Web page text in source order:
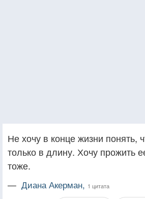
Не хочу в конце жизни понять,
только в длину. Хочу прожить
тоже.
— Диана Акерман, 1 цитата